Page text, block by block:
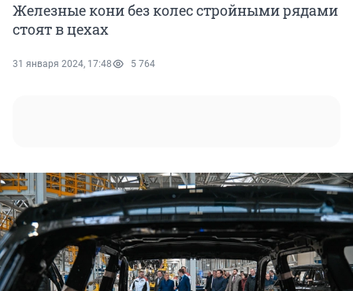
Железные кони без колес стройными рядами
стоят в цехах
31 января 2024, 17:48 5 764